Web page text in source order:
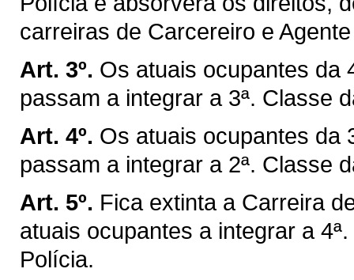
carreiras de Carcereiro e
Art. 3º. Os atuais ocupantes da
passam a integrar a 3ª. Classe
Art. 4º. Os atuais ocupantes da
passam a integrar a 2ª. Classe
Art. 5º. Fica extinta a Carreira
atuais ocupantes a integrar a
Polícia.